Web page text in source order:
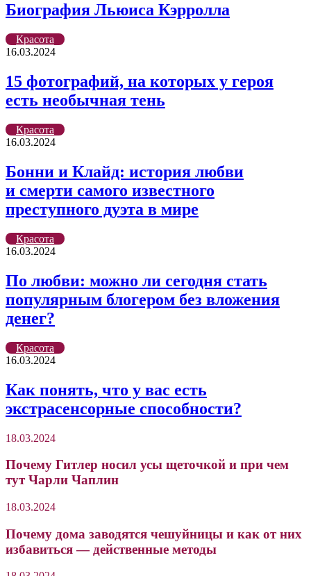
Биография Льюиса Кэрролла
Красота
16.03.2024
15 фотографий, на которых у героя
есть необычная тень
Красота
16.03.2024
Бонни и Клайд: история любви
и смерти самого известного
преступного дуэта в мире
Красота
16.03.2024
По любви: можно ли сегодня стать
популярным блогером без вложения
денег?
Красота
16.03.2024
Как понять, что у вас есть
экстрасенсорные способности?
18.03.2024
Почему Гитлер носил усы щеточкой и при чем
тут Чарли Чаплин
18.03.2024
Почему дома заводятся чешуйницы и как от них
избавиться — действенные методы